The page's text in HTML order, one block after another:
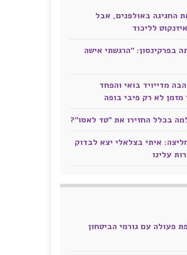
החגיגה באולפנים, אבל
לליכוד
בפרקינסון: "הרגשתי אישה
מדייויד בואי והפחד
לא רק פיבי בופה
בכלל החזירו את "טד לאסו"?
איתי בצלאלי יצא לבדוק
עלינו
פעולה עם גורמי הביטחון